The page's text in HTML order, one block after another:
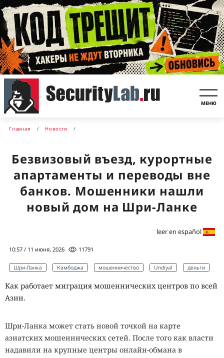
МЕНЮ
Главная Новости
Безвизовый въезд, курортные
апартаменты и переводы вне
банков. Мошенники нашли
новый дом на Шри-Ланке
leer en español
10:57 / 11 июня, 2026 11791
Шри-Ланка Камбоджа мошенничество Undiyal деньги
Как работает миграция мошеннических центров по всей
Азии.
Шри-Ланка может стать новой точкой на карте
азиатских мошеннических сетей. После того как власти
надавили на крупные центры онлайн-обмана в